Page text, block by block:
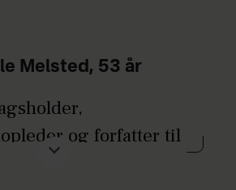
Melsted, 53 år
og forfatter til